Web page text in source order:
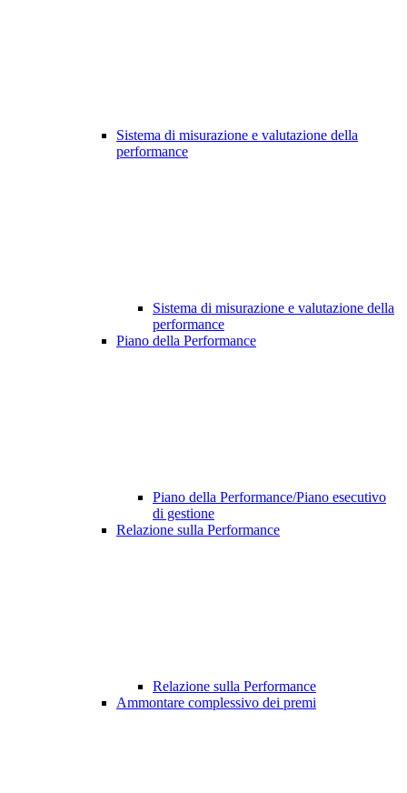
Sistema di misurazione e valutazione della
performance
Sistema di misurazione e valutazione della
performance
Piano della Performance
Piano della Performance/Piano esecutivo
di gestione
Relazione sulla Performance
Relazione sulla Performance
Ammontare complessivo dei premi